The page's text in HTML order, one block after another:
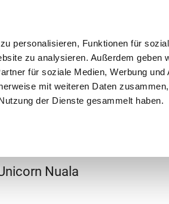
personalisieren, Funktionen für
zu analysieren. Außerdem geben
für soziale Medien, Werbung und
mit weiteren Daten
der Dienste gesammelt haben.
Nuala